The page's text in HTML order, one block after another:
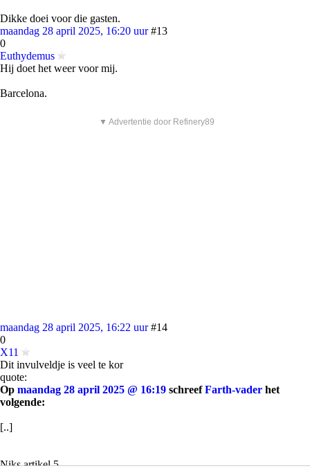
Dikke doei voor die gasten.
maandag 28 april 2025, 16:20 uur #13
0
Euthydemus
Hij doet het weer voor mij.
Barcelona.
▼ Advertentie door Refinery89
maandag 28 april 2025, 16:22 uur #14
0
X11
Dit invulveldje is veel te kor
quote:
Op maandag 28 april 2025 @ 16:19 schreefFarth-vader het
volgende:
[..]
Niks artikel 5.